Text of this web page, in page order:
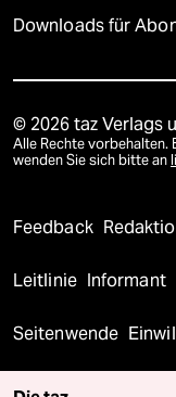
Downloads für
© 2026 taz Verlags
Alle Rechte vorbehalten.
wenden Sie sich bitte an
Feedback
Leitlinie Informant
Seitenwende